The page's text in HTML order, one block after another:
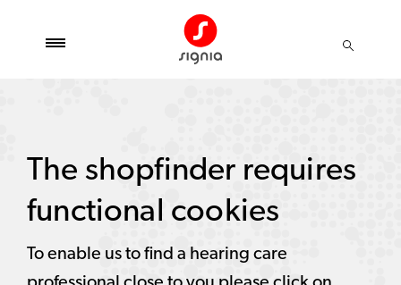
The shopfinder requires
functional cookies
To enable us to find a hearing care